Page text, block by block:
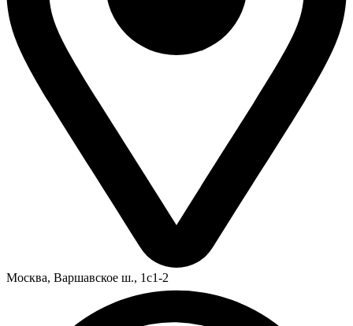
Москва, Варшавское ш., 1с1-2